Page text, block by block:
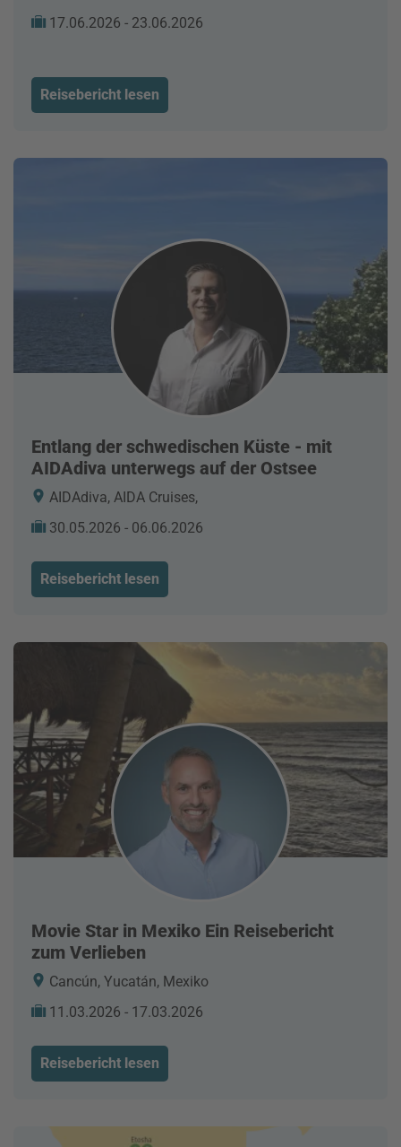
17.06.2026 - 23.06.2026
Reisebericht lesen
Entlang der schwedischen Küste - mit
AIDAdiva unterwegs auf der Ostsee
AIDAdiva, AIDA Cruises,
30.05.2026 - 06.06.2026
Reisebericht lesen
Movie Star in Mexiko Ein Reisebericht
zum Verlieben
Cancún, Yucatán, Mexiko
11.03.2026 - 17.03.2026
Reisebericht lesen